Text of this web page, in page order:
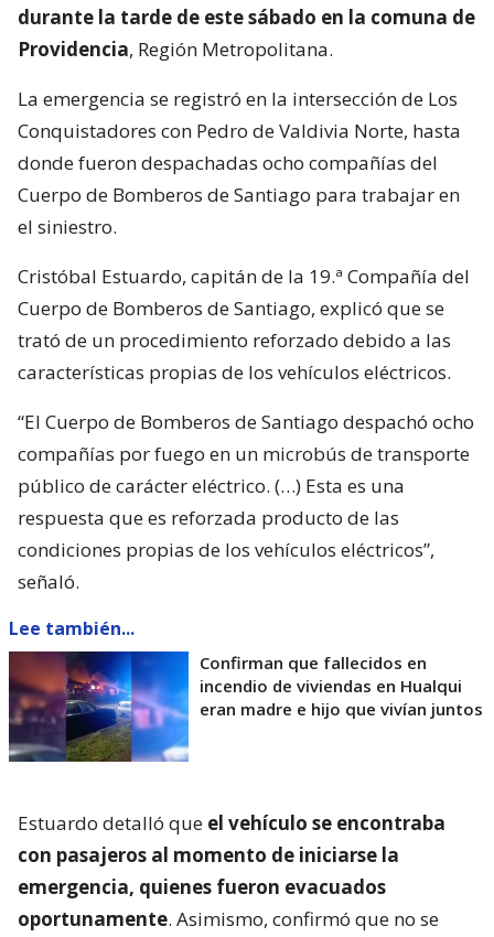
durante la tarde de este sábado en la comuna de
Providencia, Región Metropolitana.
La emergencia se registró en la intersección de Los
Conquistadores con Pedro de Valdivia Norte, hasta
donde fueron despachadas ocho compañías del
Cuerpo de Bomberos de Santiago para trabajar en
el siniestro.
Cristóbal Estuardo, capitán de la 19.ª Compañía del
Cuerpo de Bomberos de Santiago, explicó que se
trató de un procedimiento reforzado debido a las
características propias de los vehículos eléctricos.
“El Cuerpo de Bomberos de Santiago despachó ocho
compañías por fuego en un microbús de transporte
público de carácter eléctrico. (…) Esta es una
respuesta que es reforzada producto de las
condiciones propias de los vehículos eléctricos”,
señaló.
Lee también...
Confirman que fallecidos en
incendio de viviendas en Hualqui
eran madre e hijo que vivían juntos
Estuardo detalló que el vehículo se encontraba
con pasajeros al momento de iniciarse la
emergencia, quienes fueron evacuados
oportunamente. Asimismo, confirmó que no se